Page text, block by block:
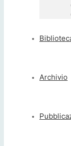
Archivio